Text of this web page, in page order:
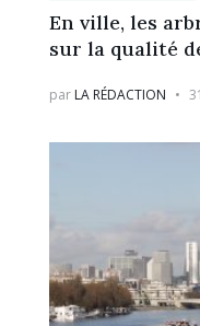
En ville, les
sur la qualité
par LA RÉDACTION